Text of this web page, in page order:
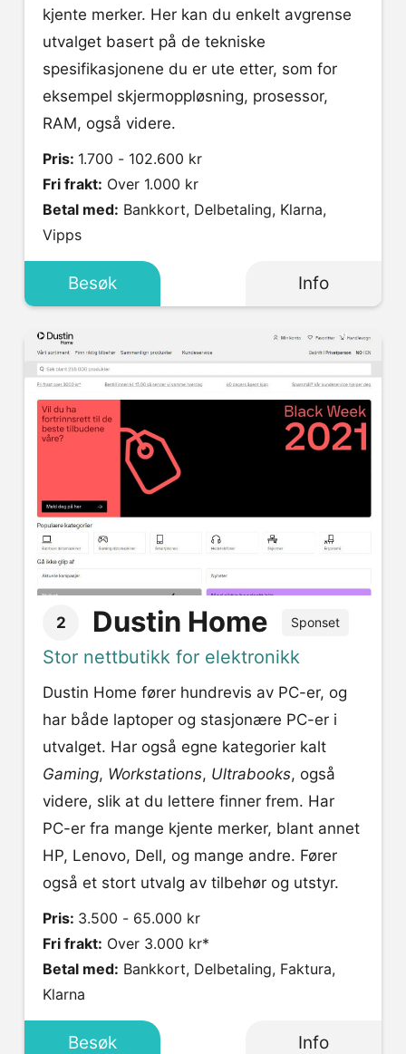
kjente merker. Her kan du enkelt avgrense
utvalget basert på de tekniske
spesifikasjonene du er ute etter, som for
eksempel skjermoppløsning, prosessor,
RAM, også videre.
Pris: 1.700 - 102.600 kr
Fri frakt: Over 1.000 kr
Betal med:
Vipps
Besøk Info
2 Dustin Home Sponset
Stor nettbutikk for elektronikk
Dustin Home fører hundrevis av PC-er, og
har både laptoper og stasjonære PC-er i
utvalget. Har også egne kategorier kalt
Gaming, Workstations, Ultrabooks, også
videre, slik at du lettere finner frem. Har
PC-er fra mange kjente merker, blant annet
HP, Lenovo, Dell, og mange andre. Fører
også et stort utvalg av tilbehør og utstyr.
Pris: 3.500 - 65.000 kr
Fri frakt: Over 3.000 kr*
Betal med:
Klarna
Besøk Info